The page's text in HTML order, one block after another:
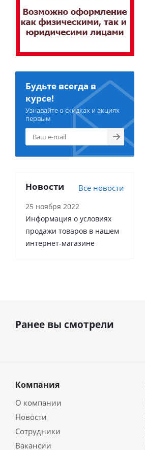
Будьте всегда в
курсе!
Узнавайте о скидках и акциях
первым
Новости Все новости
25 ноября 2022
Информация о условиях
продажи товаров в нашем
интернет-магазине
Ранее вы смотрели
Компания
О компании
Новости
Сотрудники
Вакансии